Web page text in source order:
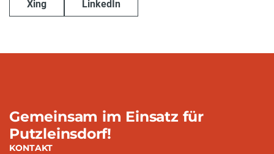
Xing LinkedIn
Gemeinsam im Einsatz für
Putzleinsdorf!
KONTAKT